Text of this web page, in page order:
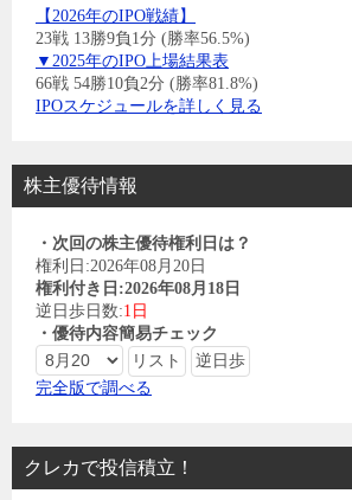
【2026年のIPO戦績】
23戦 13勝9負1分 (勝率56.5%)
▼2025年のIPO上場結果表
66戦 54勝10負2分 (勝率81.8%)
IPOスケジュールを詳しく見る
株主優待情報
・次回の株主優待権利日は？
権利日:2026年08月20日
権利付き日:2026年08月18日
逆日歩日数:1日
・優待内容簡易チェック
完全版で調べる
クレカで投信積立！